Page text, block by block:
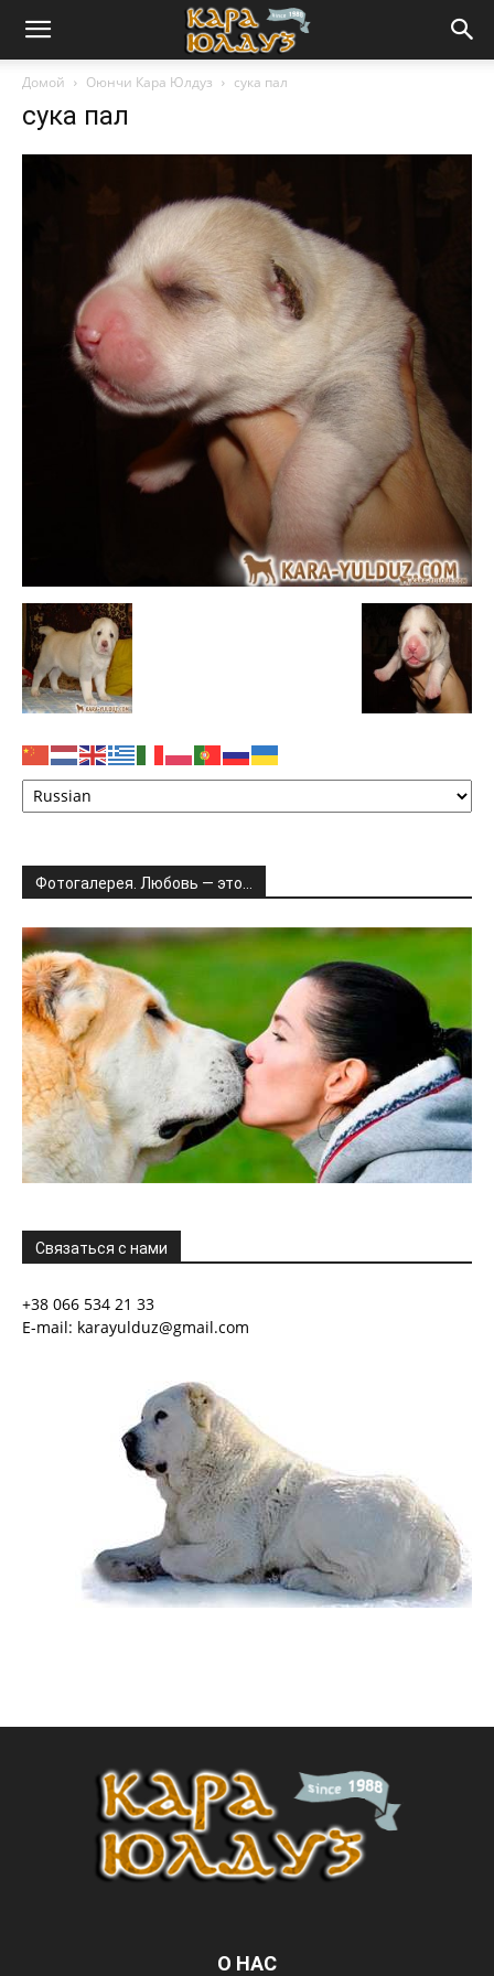
Домой Оюнчи Кара Юлдуз сука пал
сука пал
Фотогалерея. Любовь — это…
Связаться с нами
+38 066 534 21 33
E-mail: karayulduz@gmail.com
О НАС